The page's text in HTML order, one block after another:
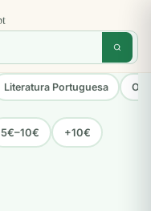
Literatura Portuguesa
5€–10€ +10€